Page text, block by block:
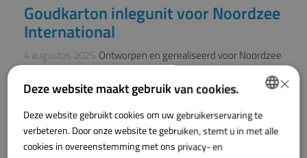
NIEUWS
Goudkarton inlegunit voor Noordzee
International
4 augustus 2025 Ontworpen en gerealiseerd voor Noordzee
International’s zalmverwerkingsproces.
DUTCH
×
Deze website maakt gebruik van cookies.
Deze website gebruikt cookies om uw gebruikerservaring te
verbeteren. Door onze website te gebruiken, stemt u in met alle
cookies in overeenstemming met ons privacy- en